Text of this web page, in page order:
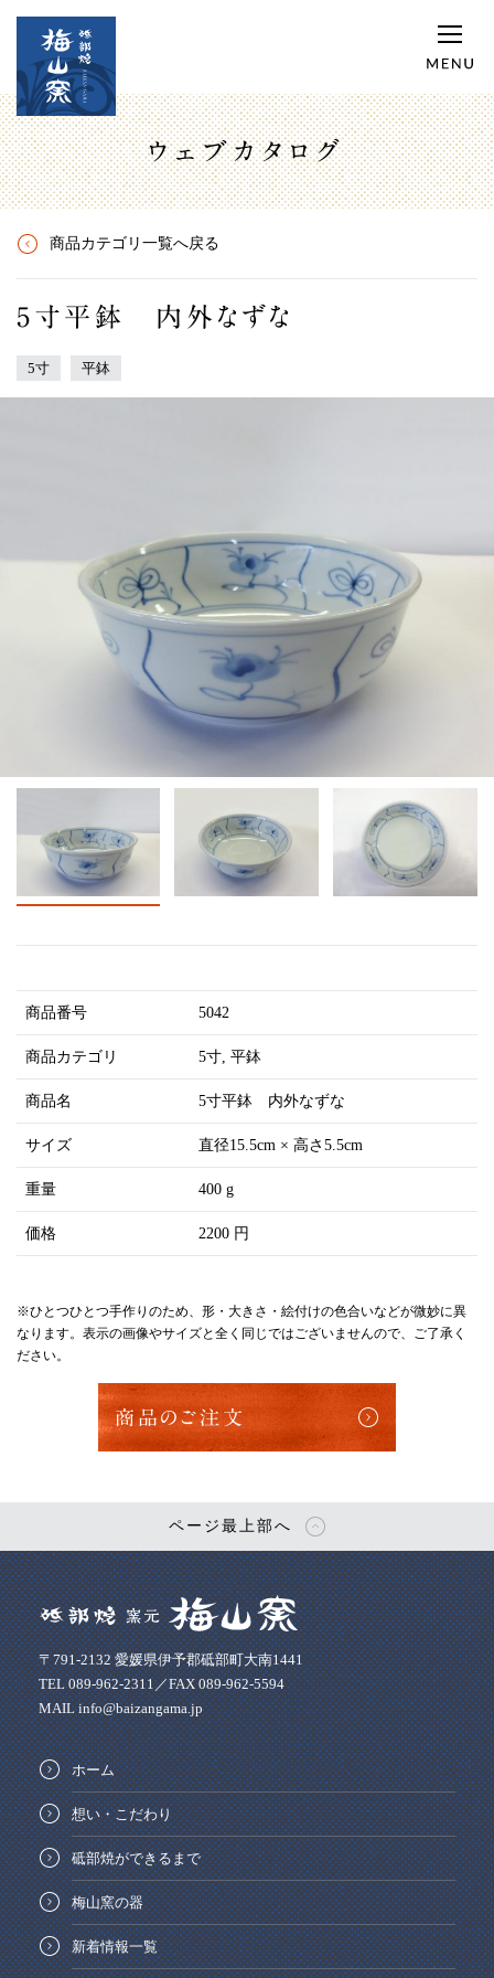
ウェブカタログ
商品カテゴリ一覧へ戻る
5寸平鉢 内外なずな
5寸 平鉢
商品番号 5042
商品カテゴリ 5寸 平鉢
商品名 5寸平鉢 内外なずな
サイズ 直径15.5cm × 高さ5.5cm
重量 400 g
価格 2200 円
※ひとつひとつ手作りのため、形・大きさ・絵付けの色合いなどが微妙に異
なります。表示の画像やサイズと全く同じではございませんので、ご了承く
ださい。
商品のご注文
ページ最上部へ
〒791-2132 愛媛県伊予郡砥部町大南1441
TEL 089-962-2311／FAX 089-962-5594
MAIL info@baizangama.jp
ホーム
想い・こだわり
砥部焼ができるまで
梅山窯の器
新着情報一覧